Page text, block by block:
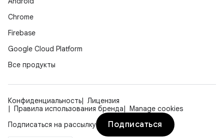
Chrome
Firebase
Google Cloud Platform
Все продукты
Конфиденциальность
Лицензия
Правила использования бренда
Manage cookies
Подписаться на рассылку
Подписаться